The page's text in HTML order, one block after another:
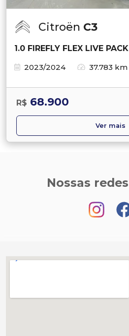
Citroën C3
1.0 FIREFLY FLEX LIVE
2023/2024
37.783 km
R$ 68.900
Ver mais
Nossas